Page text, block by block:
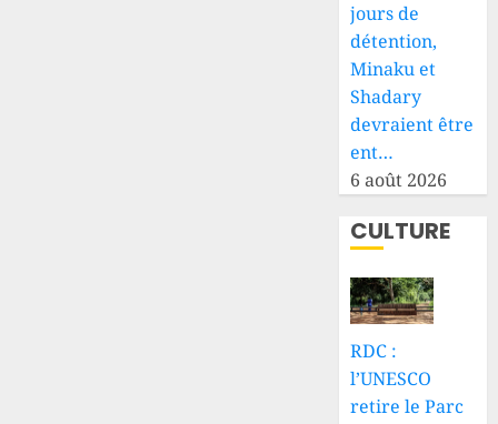
jours de
détention,
Minaku et
Shadary
devraient être
ent…
6 août 2026
CULTURE
RDC :
l’UNESCO
retire le Parc